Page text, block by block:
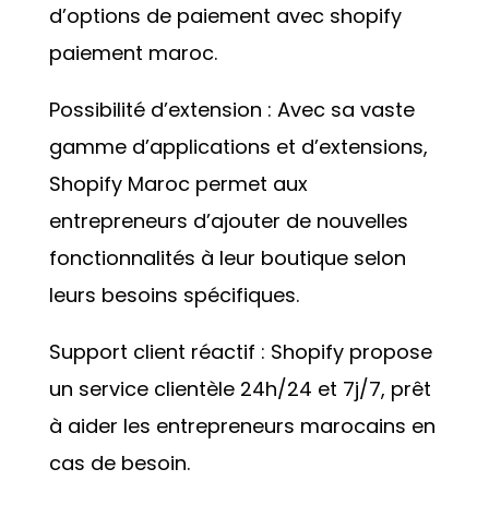
d’options de paiement avec shopify
paiement maroc.
Possibilité d’extension : Avec sa vaste
gamme d’applications et d’extensions,
Shopify Maroc permet aux
entrepreneurs d’ajouter de nouvelles
fonctionnalités à leur boutique selon
leurs besoins spécifiques.
Support client réactif : Shopify propose
un service clientèle 24h/24 et 7j/7, prêt
à aider les entrepreneurs marocains en
cas de besoin.